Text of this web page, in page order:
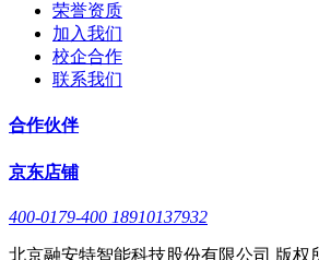
荣誉资质
加入我们
校企合作
联系我们
合作伙伴
京东店铺
400-0179-400 18910137932
北京融安特智能科技股份有限公司 版权